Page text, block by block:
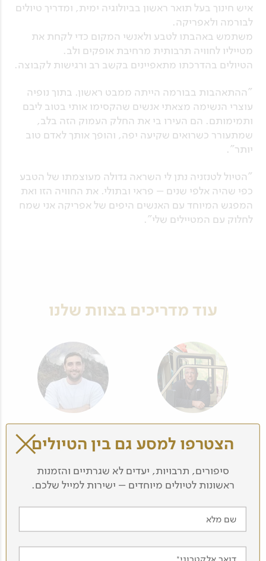
איש חינוך בעל תואר ראשון בביולוגיה ימית, ומדריך טיולים
לבורמה ולאפריקה.
משתמש באהבתו לטבע ולאנשי המקום כדי לקחת את
מטייליו לחוויה תרבותית מרחיבת אופקים ולב.
הטיולים בהדרכתו מתאפיינים בקשב רב ורגישות לקבוצה.
"ההתאהבות בבורמה הייתה ממבט ראשון. בתוך נופיה
עוצרי הנשימה מצאתי אנשים שהקסימו אותי בטוב ליבם
ותמימותם. הם העירו בי את החלק העמוק הזה בלב,
שמתעורר כשרואים שקיעה יפה, והופך אותך לאדם טוב
יותר".
"הטיול לטנזניה נתן לי השראה גדולה מעוצמתו של הטבע
כפי שהיה אלפי שנים – פראי ובתולי. את החוויה הזו ואת
המפגש המיוחד עם האנשים היפים של אפריקה אני שמח
לחלוק עם המטיילים שלי".
עוד מדריכים בצוות שלנו
איתי שני אבישי מאור
אור-לי אלדובי
הצטרפו למסע גם בין הטיולים
סיפורים, תרבויות, יעדים לא שגרתיים והזמנות
ראשונות לטיולים מיוחדים – ישירות למייל שלכם.
שם מלא